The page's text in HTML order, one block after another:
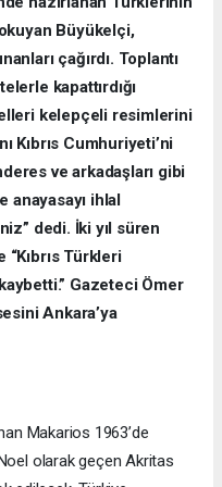
Büyükelçi,
çağırdı. Toplantı
kapattırdığı
elleri kelepçeli resimlerini
Kıbrıs Cumhuriyeti’ni
ve arkadaşları gibi
anayasayı ihlal
dedi. İki yıl süren
Türkleri
Gazeteci Ömer
Ankara’ya
Makarios 1963’de
olarak geçen Akritas